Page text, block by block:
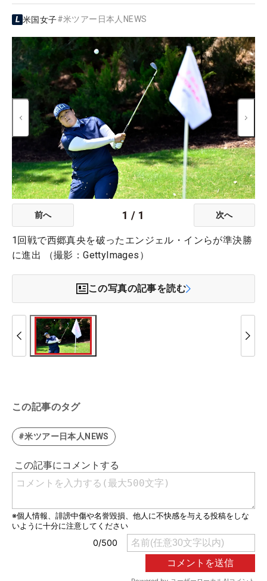
米国女子#米ツアー日本人NEWS
前へ 1 / 1 次へ
1回戦で西郷真央を破ったエンジェル・インらが準決勝
に進出 （撮影：GettyImages）
この写真の記事を読む
この記事のタグ
#米ツアー日本人NEWS